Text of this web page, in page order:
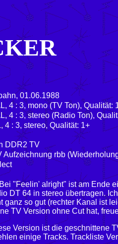
01.06.1988
4 : 3, mono (TV Ton), Qualität:
4 : 3, stereo (Radio Ton),
4 : 3, stereo, Qualität: 1+
DDR2 TV
Aufzeichnung rbb
"Feelin' alright" ist am Ende
DT 64 in stereo übertragen.
ganz so gut (rechter Kanal ist
TV Version ohne Cut hat,
Version ist die geschnittene
einige Tracks. Trackliste